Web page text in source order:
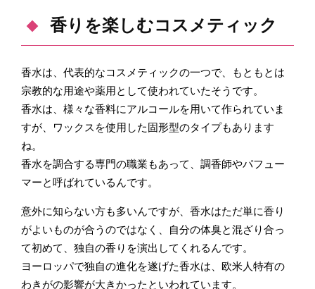
香りを楽しむコスメティック
香水は、代表的なコスメティックの一つで、もともとは
宗教的な用途や薬用として使われていたそうです。
香水は、様々な香料にアルコールを用いて作られていま
すが、ワックスを使用した固形型のタイプもあります
ね。
香水を調合する専門の職業もあって、調香師やパフュー
マーと呼ばれているんです。
意外に知らない方も多いんですが、香水はただ単に香り
がよいものが合うのではなく、自分の体臭と混ざり合っ
て初めて、独自の香りを演出してくれるんです。
ヨーロッパで独自の進化を遂げた香水は、欧米人特有の
わきがの影響が大きかったといわれています。